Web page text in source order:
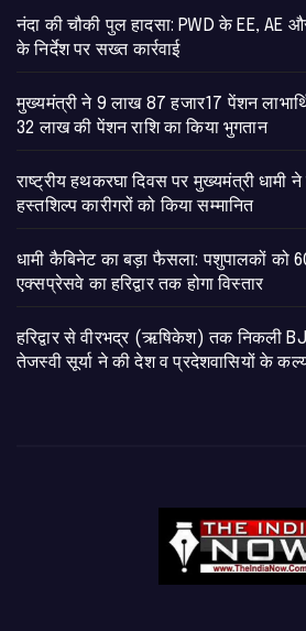
नंदा की चौकी पुल हादसा: PWD के EE, AE
के निर्देश पर सख्त कार्रवाई
मुख्यमंत्री ने 9 लाख 87 हजार17 पेंशन
32 लाख की पेंशन राशि का किया भुगतान
राष्ट्रीय हथकरघा दिवस पर मुख्यमंत्री धामी
हस्तशिल्प कारीगरों को किया सम्मानित
​धामी कैबिनेट का बड़ा फैसला: पशुपालकों को
एक्सप्रेसवे का हरिद्वार तक होगा विस्तार
​हरिद्वार से वीरभद्र (ऋषिकेश) तक निकली
तेजस्वी सूर्या ने की देश व प्रदेशवासियों के